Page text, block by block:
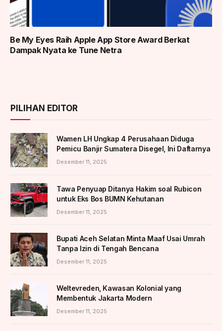
Be My Eyes Raih Apple App Store Award Berkat
Dampak Nyata ke Tune Netra
PILIHAN EDITOR
Wamen LH Ungkap 4 Perusahaan Diduga
Pemicu Banjir Sumatera Disegel, Ini Daftarnya
Desember 11, 2025
Tawa Penyuap Ditanya Hakim soal Rubicon
untuk Eks Bos BUMN Kehutanan
Desember 11, 2025
Bupati Aceh Selatan Minta Maaf Usai Umrah
Tanpa Izin di Tengah Bencana
Desember 11, 2025
Weltevreden, Kawasan Kolonial yang
Membentuk Jakarta Modern
Desember 11, 2025